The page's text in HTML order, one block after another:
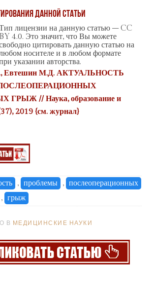
данной статьи
лицензии на данную статью – CC
BY 4.0. Это значит, что Вы можете
цитировать данную статью на
носителе и в любом формате
указании авторства.
Евтешин М.Д. АКТУАЛЬНОСТЬ
// Наука, образование и
2019 {см. журнал}
, проблемы , послеоперационных
, грыж
В МЕДИЦИНСКИЕ НАУКИ